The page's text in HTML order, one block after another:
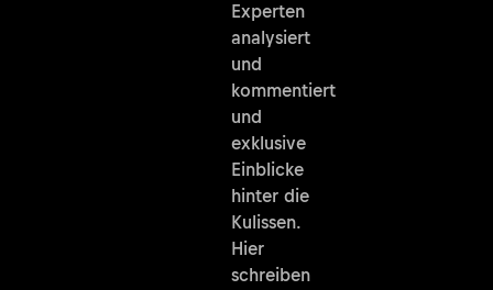
Experten
analysiert
und
kommentiert
und
exklusive
Einblicke
hinter die
Kulissen.
Hier
schreiben